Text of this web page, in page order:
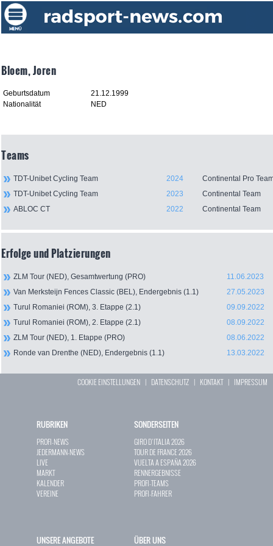
Bloem, Joren
Geburtsdatum
21.12.1999
Nationalität
NED
Teams
TDT-Unibet Cycling Team 2024
Continental Pro
TDT-Unibet Cycling Team
2023
Continental Team
ABLOC CT
2022 Continental Team
Erfolge und Platzierungen
ZLM Tour (NED), Gesamtwertung (PRO)
11.06.2023
Van Merksteijn Fences Classic (BEL), Endergebnis (1.1)
27.05.2023
Turul Romaniei (ROM), 3. Etappe (2.1)
09.09.2022
Turul Romaniei (ROM), 2. Etappe (2.1)
08.09.2022
ZLM Tour (NED), 1. Etappe (PRO)
08.06.2022
Ronde van Drenthe (NED), Endergebnis (1.1)
13.03.2022
COOKIE EINSTELLUNGEN | DATENSCHUTZ | KONTAKT| IMPRESSUM
RUBRIKEN
PROFI-NEWS
JEDERMANN-NEWS
LIVE
MARKT
KALENDER
VEREINE
SONDERSEITEN
GIRO D`ITALIA 2026
TOUR DE FRANCE 2026
VUELTA A ESPAÑA 2026
RENNERGEBNISSE
PROFI-TEAMS
PROFI-FAHRER
UNSERE ANGEBOTE ÜBER UNS